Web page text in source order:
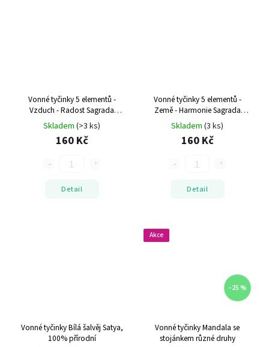
Vonné tyčinky 5 elementů -
Vzduch - RadostSagrada
Madre, 100% přírodní
Skladem (>3 ks)
160 Kč
Detail
Vonné tyčinky 5 elementů -
Země - HarmonieSagrada
Madre, 100% přírodní
Skladem (3 ks)
160 Kč
Detail
Vonné tyčinky Bílá šalvěj Satya,
100% přírodní
Akce
–25 %
Vonné tyčinky Mandala se
stojánkem různé druhy